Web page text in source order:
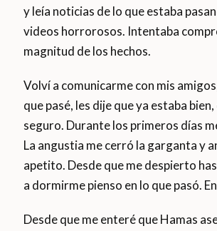
y leía noticias de lo que estaba
videos horrorosos. Intentaba
magnitud de los hechos.
Volví a comunicarme con mis
que pasé, les dije que ya estaba
seguro. Durante los primeros días
La angustia me cerró la garganta y
apetito. Desde que me despierto
a dormirme pienso en lo que pasó.
Desde que me enteré que Hamas